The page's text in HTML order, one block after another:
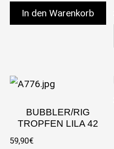
In den Warenkorb
BUBBLER/RIG
TROPFEN LILA 42
59,90€